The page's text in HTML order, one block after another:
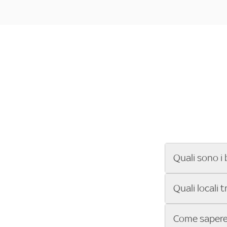
Quali sono i
Se cerchi un
ENILIVE, la
Sky Bar ti
Quali locali
Vuoi sapere
Come